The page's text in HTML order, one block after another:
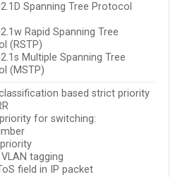
Spanning Tree Protocol
Rapid Spanning Tree
(RSTP)
Multiple Spanning Tree
(MSTP)
based strict priority
for switching:
tagging
field in IP packet